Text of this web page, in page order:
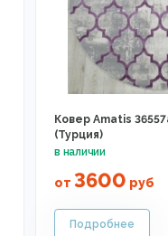
Ковер Amatis
(Турция)
от 3600 руб